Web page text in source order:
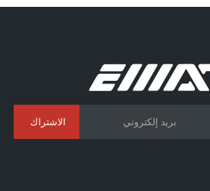
الاشتراك